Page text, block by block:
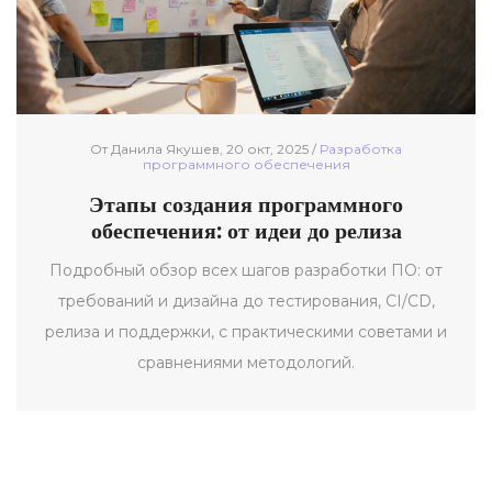
От Данила Якушев, 20 окт, 2025 / Разработка
программного обеспечения
Этапы создания программного
обеспечения: от идеи до релиза
Подробный обзор всех шагов разработки ПО: от
требований и дизайна до тестирования, CI/CD,
релиза и поддержки, с практическими советами и
сравнениями методологий.